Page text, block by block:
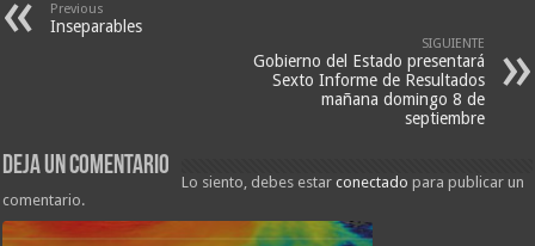
Previous
Inseparables
SIGUIENTE
Gobierno del Estado presentará
Sexto Informe de Resultados
mañana domingo 8 de
septiembre
Deja un comentario
Lo siento, debes estarconectado para publicar un
comentario.